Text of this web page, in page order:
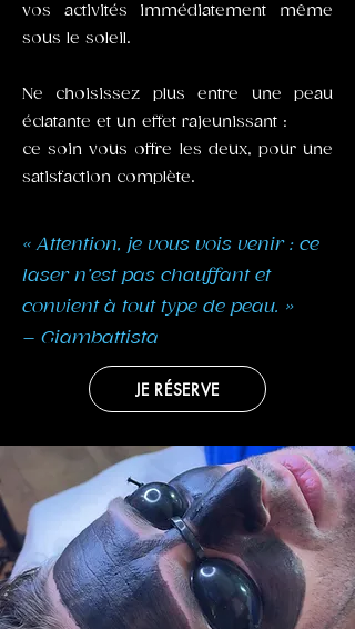
vos activités immédiatement même
sous le soleil.
Ne choisissez plus entre une peau
éclatante et un effet rajeunissant :
ce soin vous offre les deux, pour une
satisfaction complète.
« Attention, je vous vois venir : ce
laser n’est pas chauffant et
convient à tout type de peau. »
– Giambattista
JE RÉSERVE